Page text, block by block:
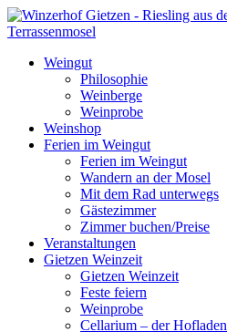
Weingut
Philosophie
Weinberge
Weinprobe
Weinshop
Ferien im Weingut
Ferien im Weingut
Wandern an der Mosel
Mit dem Rad unterwegs
Gästezimmer
Zimmer buchen/Preise
Veranstaltungen
Gietzen Weinzeit
Gietzen Weinzeit
Feste feiern
Weinprobe
Cellarium – der Hofladen